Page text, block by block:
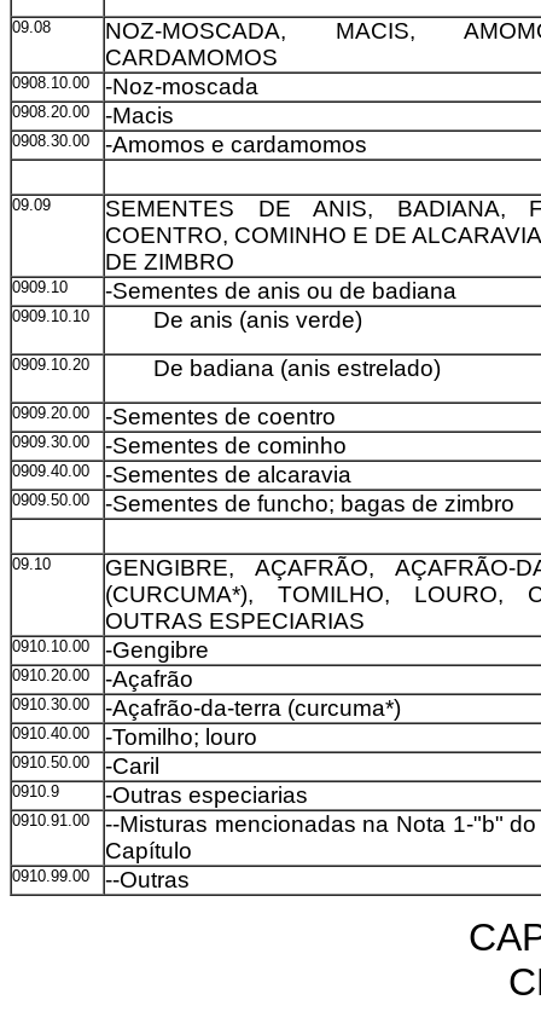
09.08
NOZ-MOSCADA, MACIS,
CARDAMOMOS
0908.10.00 -Noz-moscada
0908.20.00 -Macis
0908.30.00 -Amomos e cardamomos
09.09
SEMENTES DE ANIS, BADIANA,
COENTRO, COMINHO E DE
DE ZIMBRO
0909.10 -Sementes de anis ou de badiana
0909.10.10 De anis (anis verde)
0909.10.20 De badiana (anis estrelado)
0909.20.00 -Sementes de coentro
0909.30.00 -Sementes de cominho
0909.40.00 -Sementes de alcaravia
0909.50.00 -Sementes de funcho; bagas de zimbro
09.10
GENGIBRE, AÇAFRÃO, AÇAFRÃO-
(CURCUMA*), TOMILHO, LOURO,
OUTRAS ESPECIARIAS
0910.10.00 -Gengibre
0910.20.00 -Açafrão
0910.30.00 -Açafrão-da-terra (curcuma*)
0910.40.00 -Tomilho; louro
0910.50.00 -Caril
0910.9 -Outras especiarias
0910.91.00
--Misturas mencionadas na Nota 1-"b"
Capítulo
0910.99.00 --Outras